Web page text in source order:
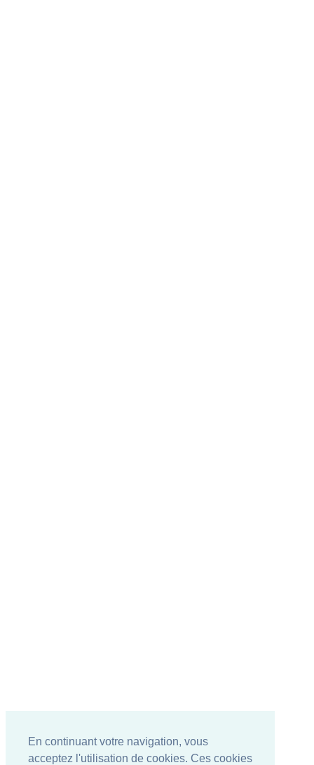
En continuant votre navigation, vous
acceptez l'utilisation de cookies. Ces cookies